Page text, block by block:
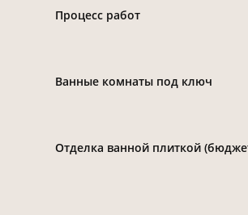
Процесс работ
Ванные комнаты под ключ
Отделка ванной плиткой